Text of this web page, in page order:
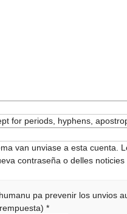
for periods, hyphens,
van unviase a esta cuenta.
contraseña o delles noticies
pa prevenir los unvios
*